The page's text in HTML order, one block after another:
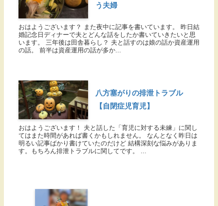
う夫婦
おはようございます？ また夜中に記事を書いています。 昨日結
婚記念日ディナーで夫とどんな話をしたか書いていきたいと思
います。 三年後は田舎暮らし？ 夫と話すのは娘の話か資産運用
の話。 前半は資産運用の話が多か...
八方塞がりの排泄トラブル
【自閉症児育児】
おはようございます！ 夫と話した「育児に対する未練」に関し
てはまた時間があれば書くかもしれません。 なんとなく昨日は
明るい記事ばかり書けていたのだけど 結構深刻な悩みがありま
す。もちろん排泄トラブルに関してです。 ...